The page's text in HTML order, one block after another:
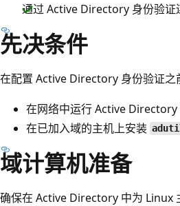
通过 Active Directory 身份验证
先决条件
在配置 Active Directory 身份验证之
在网络中运行 Active Directory
在已加入域的主机上安装
域计算机准备
确保在 Active Directory 中为 Linux